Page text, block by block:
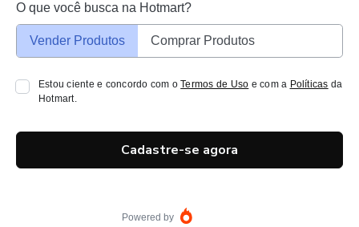
O que você busca na Hotmart?
Vender Produtos Comprar Produtos
Estou ciente e concordo com oTermos de Uso e com a Políticas da
Hotmart.
Cadastre-se agora
Powered by